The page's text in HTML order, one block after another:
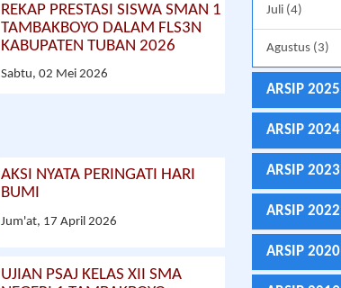
REKAP PRESTASI SISWA SMAN 1
TAMBAKBOYO DALAM FLS3N
KABUPATEN TUBAN 2026
Sabtu, 02 Mei 2026
AKSI NYATA PERINGATI HARI
BUMI
Jum'at, 17 April 2026
UJIAN PSAJ KELAS XII SMA
Juli (4)
Agustus (3)
ARSIP 2025
ARSIP 2024
ARSIP 2023
ARSIP 2022
ARSIP 2020